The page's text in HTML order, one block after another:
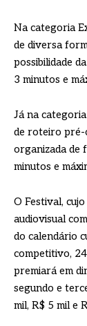
Na categoria
de diversa
possibilidade
3 minutos e
Já na
de roteiro pré-
organizada de
minutos e
O Festival,
audiovisual
do calendário
competitivo,
premiará em
segundo e
mil, R$ 5 mil e